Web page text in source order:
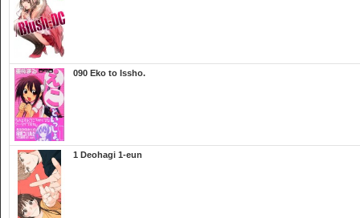
090 Eko to Issho.
1 Deohagi 1-eun